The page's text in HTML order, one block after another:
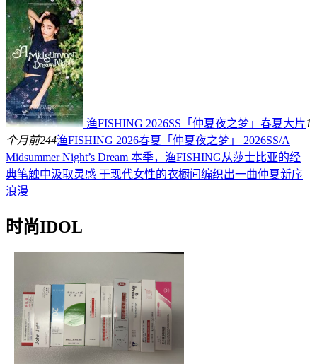
渔FISHING 2026SS「仲夏夜之梦」春夏大片1
个月前244渔FISHING 2026春夏「仲夏夜之梦」 2026SS/A
Midsummer Night’s Dream 本季，渔FISHING从莎士比亚的经
典笔触中汲取灵感 于现代女性的衣橱间编织出一曲仲夏新序
浪漫
时尚IDOL